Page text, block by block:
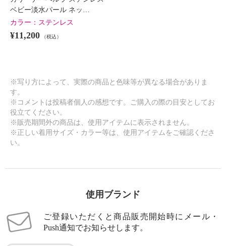
ベビー淡水パール ネッ…
カラー： ステンレス
¥11,200 （税込）
※写り方によって、実際の商品と色味等が異なる場合がありま
す。
※コメントは投稿者個人の感想です。ご購入の際の目安としてお
役立てください。
※販売期間外の商品は、使用アイテムに表示されません。
※正しい着用サイズ・カラー等は、使用アイテムをご確認くださ
い。
使用ブランド
ご登録いただくと商品販売開始時にメール・
Push通知でお知らせします。